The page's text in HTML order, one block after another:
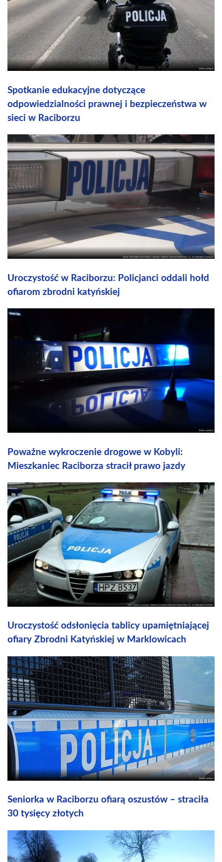
Spotkanie edukacyjne dotyczące
odpowiedzialności prawnej i bezpieczeństwa w
sieci w Raciborzu
Uroczystość w Raciborzu: Policjanci oddali hołd
ofiarom zbrodni katyńskiej
Poważne wykroczenie drogowe w Kobyli:
Mieszkaniec Raciborza stracił prawo jazdy
Uroczystość odsłonięcia tablicy upamiętniającej
ofiary Zbrodni Katyńskiej w Marklowicach
Seniorka w Raciborzu ofiarą oszustów – straciła
30 tysięcy złotych